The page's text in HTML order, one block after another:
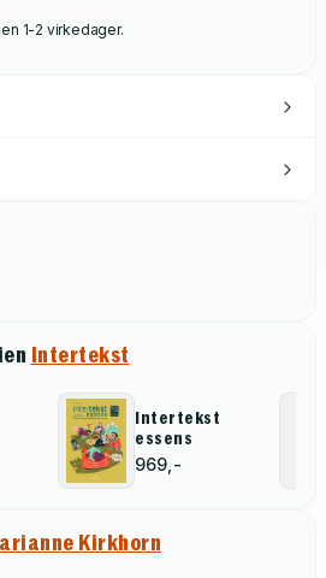
1-2 virkedager.
Intertekst
Intertekst
essens
969,-
Kirkhorn